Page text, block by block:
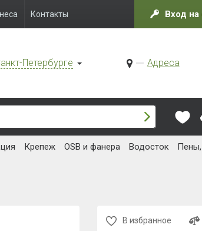
Контакты Вход на
Петербурге Адреса
Крепеж OSB и фанера Водосток Пены,
В избранное